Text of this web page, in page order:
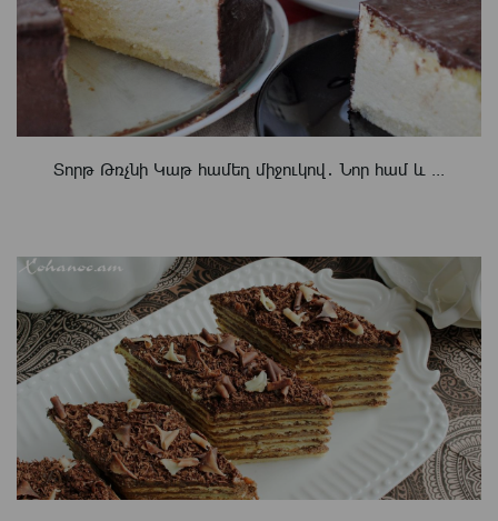
Տորթ Թռչնի Կաթ համեղ միջուկով․ Նոր համ և ...